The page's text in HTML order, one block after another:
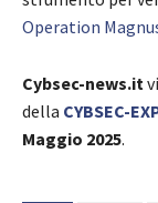
Operation
Cybsec-news.it
della CYBSEC-
Maggio 2025.